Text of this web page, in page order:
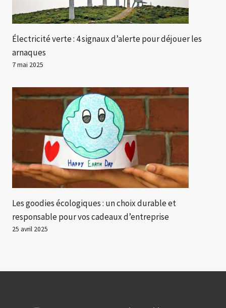
Électricité verte : 4 signaux d’alerte pour déjouer les
arnaques
7 mai 2025
Les goodies écologiques : un choix durable et
responsable pour vos cadeaux d’entreprise
25 avril 2025